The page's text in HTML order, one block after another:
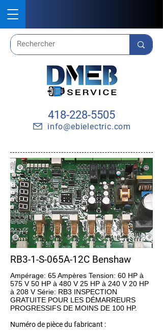
418-228-5505
info@ebielectric.com
RB3-1-S-065A-12C Benshaw
Ampérage: 65 Ampères Tension: 60 HP à
575 V 50 HP à 480 V 25 HP à 240 V 20 HP
à 208 V Série: RB3 INSPECTION
GRATUITE POUR LES DÉMARREURS
PROGRESSIFS DE MOINS DE 100 HP.
Numéro de pièce du fabricant :